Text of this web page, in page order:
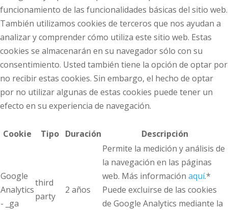
funcionamiento de las funcionalidades básicas del sitio web.
También utilizamos cookies de terceros que nos ayudan a
analizar y comprender cómo utiliza este sitio web. Estas
cookies se almacenarán en su navegador sólo con su
consentimiento. Usted también tiene la opción de optar por
no recibir estas cookies. Sin embargo, el hecho de optar
por no utilizar algunas de estas cookies puede tener un
efecto en su experiencia de navegación.
Cookie Tipo Duración Descripción
Google
Analytics
- _ga
third
party
2 años
Permite la medición y análisis de
la navegación en las páginas
web. Más información aquí.*
Puede excluirse de las cookies
de Google Analytics mediante la